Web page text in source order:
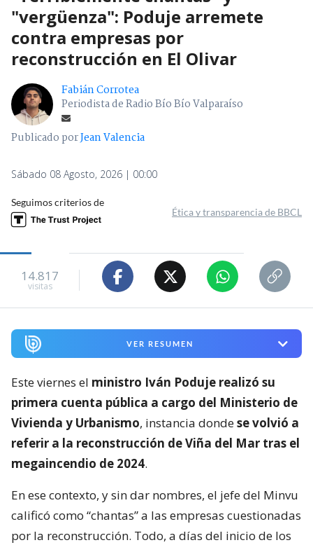
"vergüenza": Poduje arremete
contra empresas por
reconstrucción en El Olivar
Fabián Corrotea
Periodista de Radio Bío Bío Valparaíso
Publicado porJean Valencia
Sábado 08 Agosto, 2026 | 00:00
Seguimos criterios de
Ética y transparencia de BBCL
14.817
visitas
VER RESUMEN
Este viernes el ministro Iván Poduje realizó su
primera cuenta pública a cargo del Ministerio de
Vivienda y Urbanismo, instancia dondese volvió a
referir a la reconstrucción de Viña del Mar tras el
megaincendio de 2024.
En ese contexto, y sin dar nombres, el jefe del Minvu
calificó como “chantas” a las empresas cuestionadas
por la reconstrucción. Todo, a días del inicio de los